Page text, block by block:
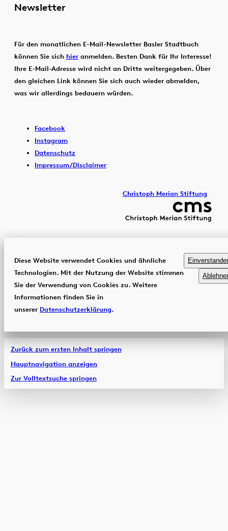
Newsletter
Für den monatlichen E-Mail-Newsletter Basler Stadtbuch
können Sie sich hier anmelden. Besten Dank für Ihr Interesse!
Ihre E-Mail-Adresse wird nicht an Dritte weitergegeben. Über
den gleichen Link können Sie sich auch wieder abmelden,
was wir allerdings bedauern würden.
Facebook
Instagram
Datenschutz
Impressum/Disclaimer
Christoph Merian Stiftung
Diese Website verwendet Cookies und ähnliche
Technologien. Mit der Nutzung der Website stimmen
Sie der Verwendung von Cookies zu. Weitere
Informationen finden Sie in
unserer Datenschutzerklärung.
Zurück zum ersten Inhalt springen
Hauptnavigation anzeigen
Zur Volltextsuche springen